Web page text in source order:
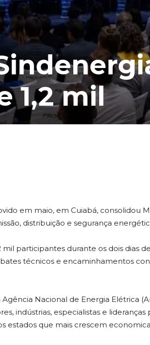
1,2 mil
em maio, em Cuiabá, consolidou
distribuição e segurança
participantes durante os dois dias
técnicos e encaminhamentos
Nacional de Energia Elétrica
indústrias, especialistas e lideranças
estados que mais crescem